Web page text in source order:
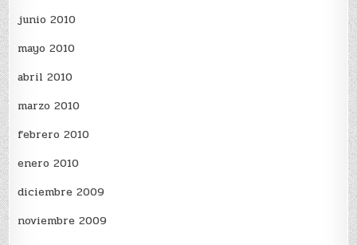
junio 2010
mayo 2010
abril 2010
marzo 2010
febrero 2010
enero 2010
diciembre 2009
noviembre 2009